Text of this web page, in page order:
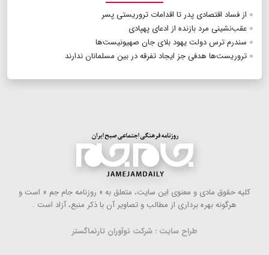
از فساد اقتصادی پدر تا اقدامات تروریستی پسر
عقب‌نشینی مرد بازنده از ادعای پهپادی
سندرم ترس دولت یهود بلای جان صهیونیست‌ها
تروریست‌ها هدفی جز ایجاد تفرقه در بین مسلمانان ندارند
كلیه حقوق مادی و معنوی این سایت، متعلق به « روزنامه جام جم » است و
هرگونه بهره ‌برداری از مطالب و تصاویر آن با ذكر منبع، آزاد است .
طراح سایت : شرکت نوآوران تارنماگستر